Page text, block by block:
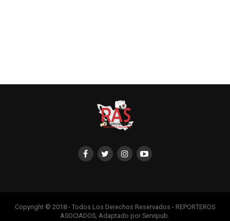
Copyright © 2018 - Todos Los Derechos Reservados - REPORTEROS
ASOCIADOS, Adaptado por Servipub.